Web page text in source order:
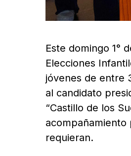
Este domingo 1°
Elecciones
jóvenes de entre
al candidato
“Castillo de los
acompañamiento
requieran.